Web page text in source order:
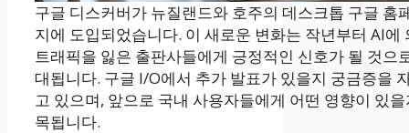
구글 디스커버가 뉴질랜드와 호주의 데스크톱 구글 홈
지에 도입되었습니다. 이 새로운 변화는 작년부터 AI에
트래픽을 잃은 출판사들에게 긍정적인 신호가 될 것으
대됩니다. 구글 I/O에서 추가 발표가 있을지 궁금증을
고 있으며, 앞으로 국내 사용자들에게 어떤 영향이 있
목됩니다.